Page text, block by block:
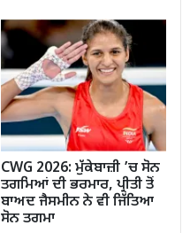
CWG 2026: ਮੁੱਕੇਬਾਜ਼ੀ ’ਚ ਸੋਨ
ਤਗਮਿਆਂ ਦੀ ਭਰਮਾਰ, ਪ੍ਰੀਤੀ ਤੋਂ
ਬਾਅਦ ਜੈਸਮੀਨ ਨੇ ਵੀ ਜਿੱਤਿਆ
ਸੋਨ ਤਗਮਾ